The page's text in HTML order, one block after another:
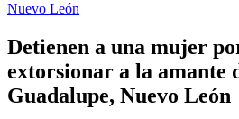
Nuevo León
Detienen a una mujer
extorsionar a la amante
Guadalupe, Nuevo León